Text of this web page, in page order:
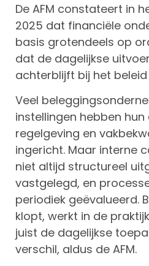
De AFM constateert in
2025 dat financiële
basis grotendeels op
dat de dagelijkse
achterblijft bij het
Veel
instellingen hebben
regelgeving en
ingericht. Maar interne
niet altijd structureel
vastgelegd, en
periodiek geëvalueerd.
klopt, werkt in de
juist de dagelijkse
verschil, aldus de AFM.